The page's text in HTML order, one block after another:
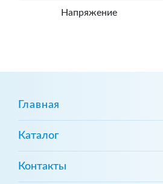
Напряжение
Главная
Каталог
Контакты